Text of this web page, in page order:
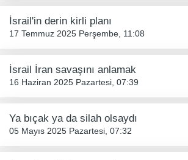
İsrail'in derin kirli planı
17 Temmuz 2025 Perşembe, 11:08
İsrail İran savaşını anlamak
16 Haziran 2025 Pazartesi, 07:39
Ya bıçak ya da silah olsaydı
05 Mayıs 2025 Pazartesi, 07:32